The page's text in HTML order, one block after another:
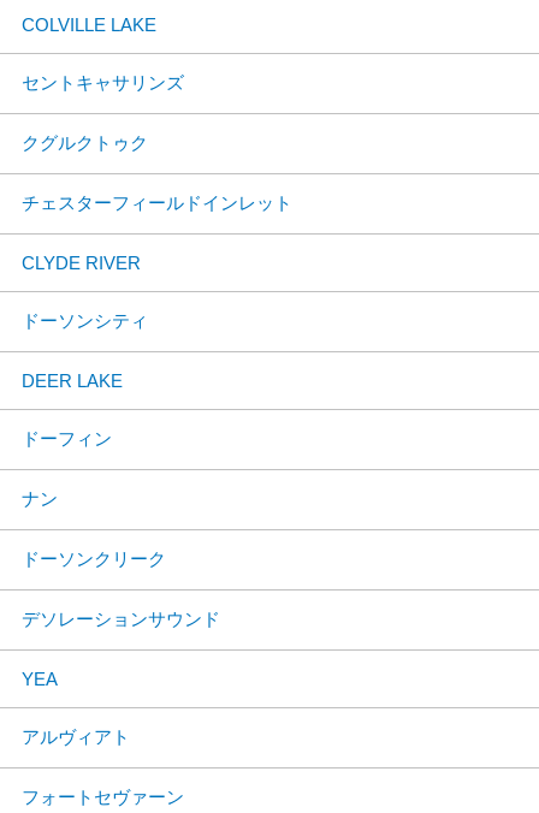
COLVILLE LAKE
セントキャサリンズ
クグルクトゥク
チェスターフィールドインレット
CLYDE RIVER
ドーソンシティ
DEER LAKE
ドーフィン
ナン
ドーソンクリーク
デソレーションサウンド
YEA
アルヴィアト
フォートセヴァーン